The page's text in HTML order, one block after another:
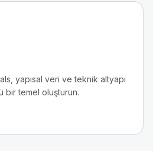
yapısal veri ve teknik altyapı
bir temel oluşturun.